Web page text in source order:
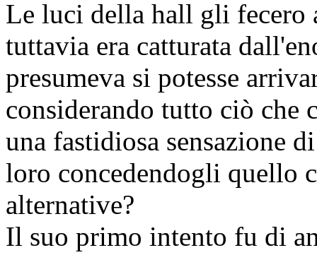
Le luci della hall gli fecero
tuttavia era catturata
presumeva si potesse
considerando tutto ciò che
una fastidiosa sensazione
loro concedendogli quello
alternative?
Il suo primo intento fu di